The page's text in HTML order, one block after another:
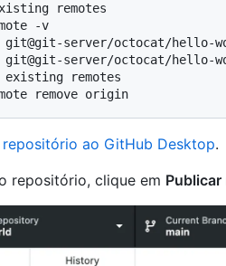
remotes
-v
server/octocat/hello-
server/octocat/hello-
existing remotes
remove origin
ao GitHub Desktop.
repositório, clique em